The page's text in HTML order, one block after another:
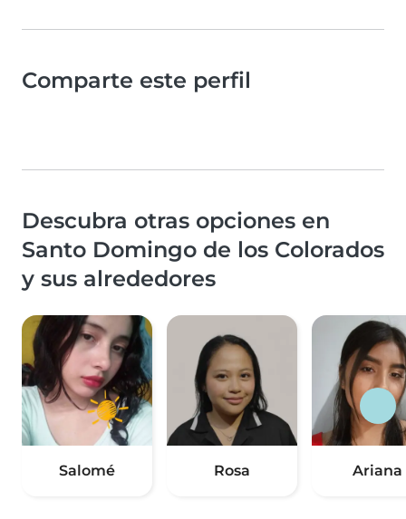
Comparte este perfil
Descubra otras opciones en
Santo Domingo de los Colorados
y sus alrededores
Salomé Rosa Ariana